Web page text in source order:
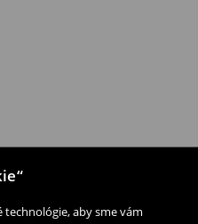
aby sme vám